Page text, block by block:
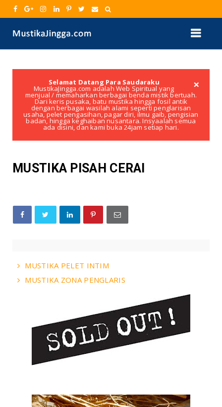
×
Selamat Datang Para Saudaraku
MustikaJingga.com adalah Web Spiritual yang
menjual / memaharkan berbagai benda mistik bertuah.
Dari keris pusaka, batu mustika hingga fosil antik
dengan berbagai wasilah alami seperti penglarisan
usaha, pelet pengasihan, pagar diri, ilmu gaib, pengisian
badan, hingga keghaiban nusantara. Insyaalah semua
ada disini, dan kami buka 24jam setiap hari.
MUSTIKA PISAH CERAI
MUSTIKA PELET INTIM
MUSTIKA ZONA PENGLARIS